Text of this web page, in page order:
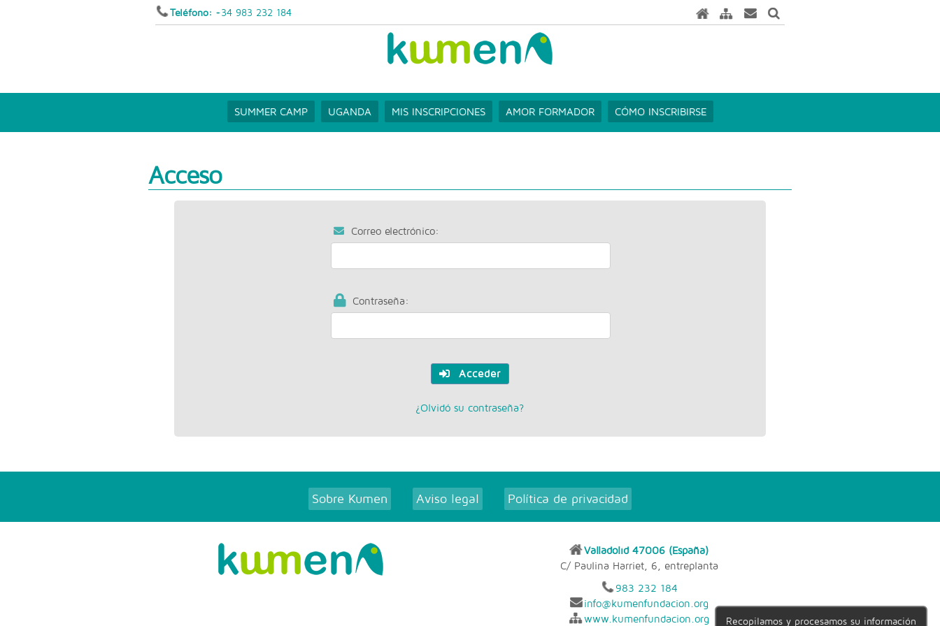
Teléfono: +34 983 232 184
SUMMER CAMP UGANDA MIS INSCRIPCIONES AMOR FORMADOR CÓMO INSCRIBIRSE
Acceso
Correo electrónico:
Contraseña:
Acceder
¿Olvidó su contraseña?
Sobre Kumen Aviso legal Política de privacidad
Valladolid 47006 (España)
C/ Paulina Harriet, 6, entreplanta
983 232 184
info@kumenfundacion.org
www.kumenfundacion.org
Recopilamos y procesamos su información